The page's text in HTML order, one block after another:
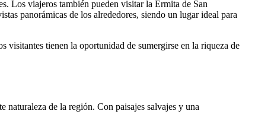
Los viajeros también pueden visitar la Ermita de San
panorámicas de los alrededores, siendo un lugar ideal para
visitantes tienen la oportunidad de sumergirse en la riqueza de
naturaleza de la región. Con paisajes salvajes y una